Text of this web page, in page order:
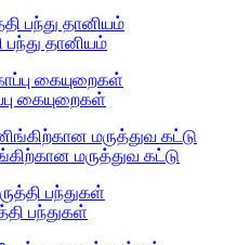
பந்து தானியம்
கையுறைகள்
மருத்துவ கட்டு
பந்துகள்